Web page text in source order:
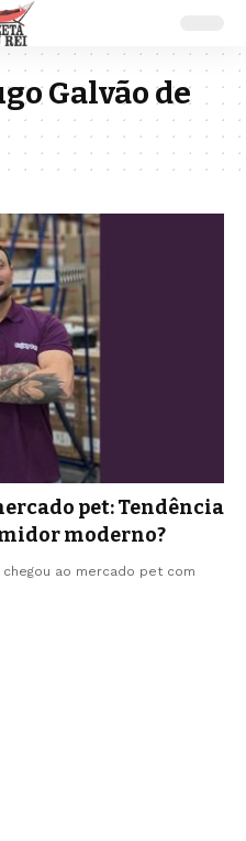
Galvão de
pet: Tendência
moderno?
ao mercado pet com